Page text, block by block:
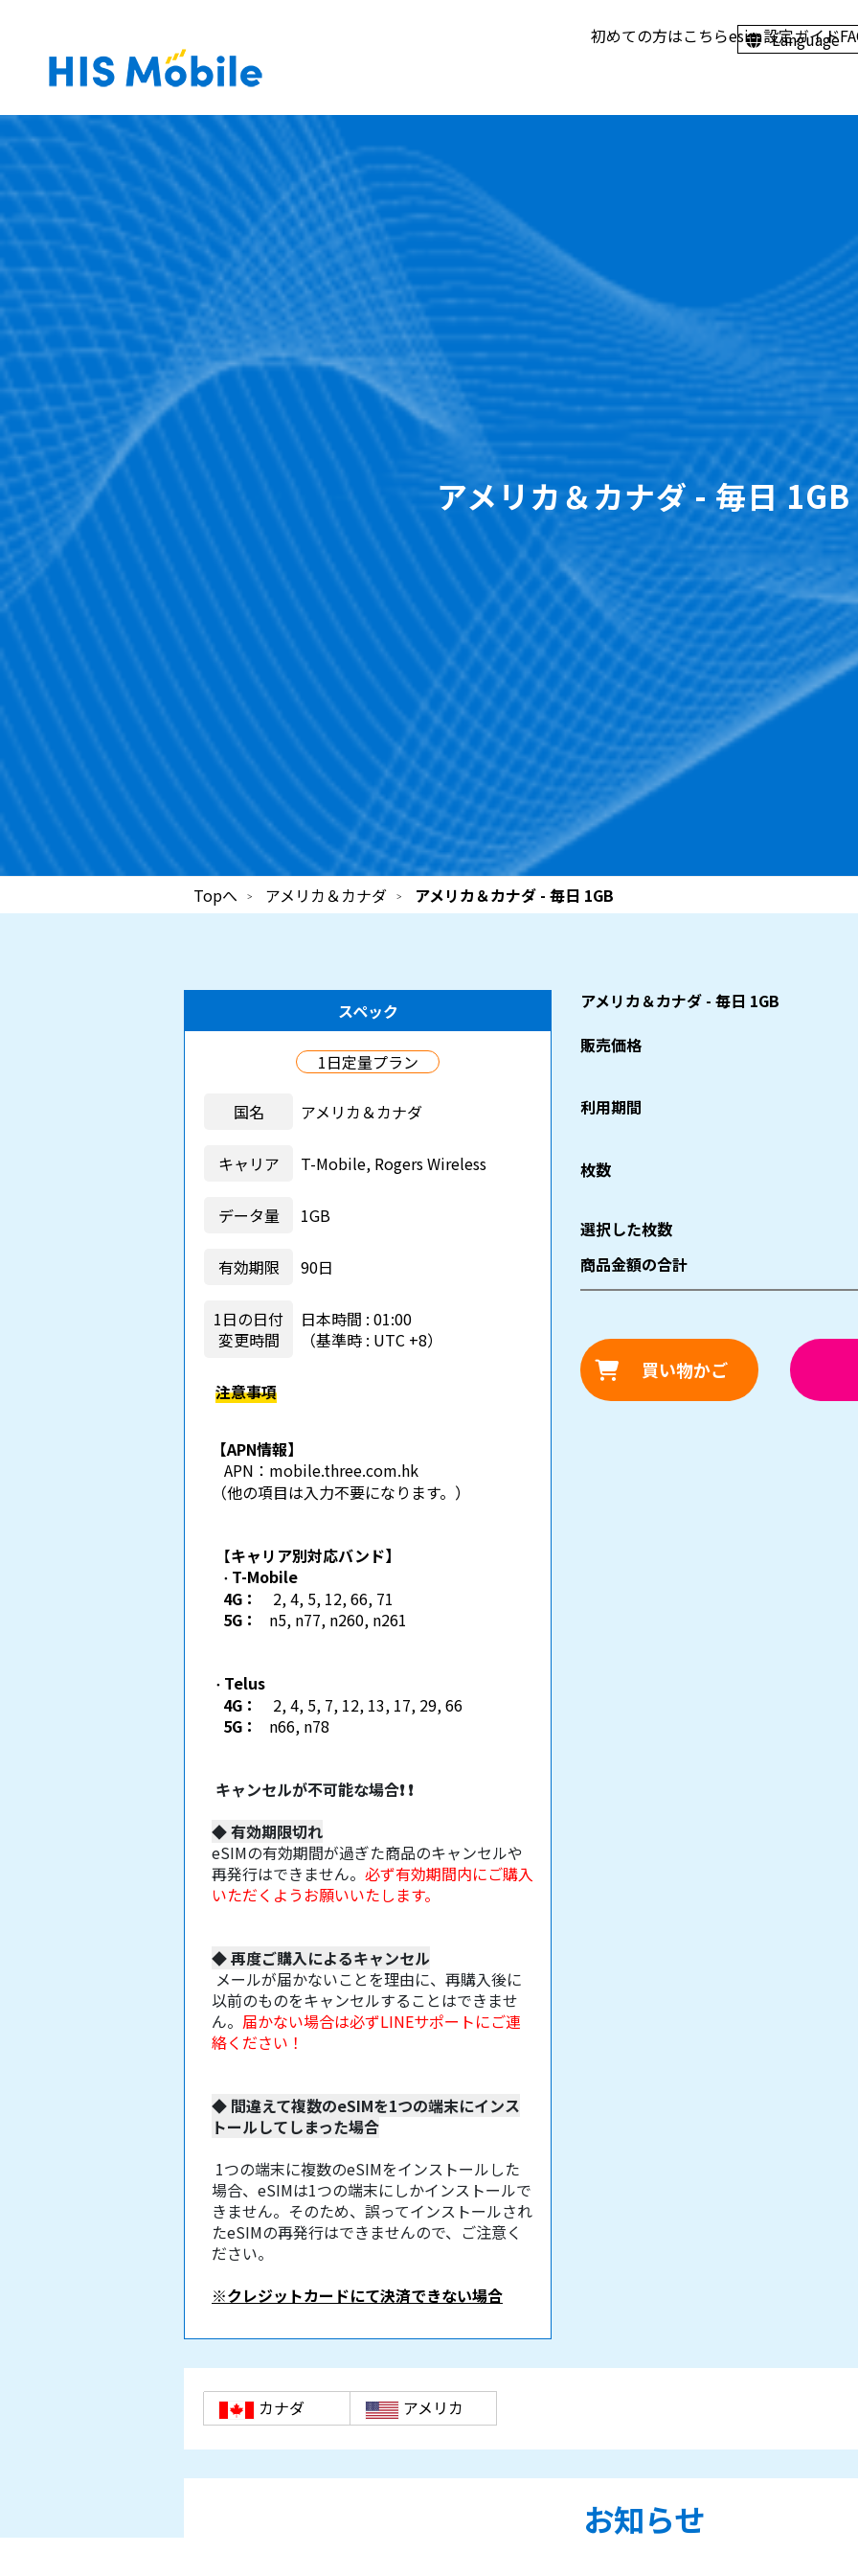
Language
初めての方はこちらesim設定ガイド
アメリカ＆カナダ - 毎日 1GB
Topへ アメリカ＆カナダ アメリカ＆カナダ - 毎日 1GB
スペック
1日定量プラン
国名 アメリカ＆カナダ
キャリア T-Mobile, Rogers Wireless
データ量 1GB
有効期限 90日
1日の日付
変更時間
日本時間 : 01:00
（基準時 : UTC +8）
注意事項
【APN情報】
APN： mobile.three.com.hk
（他の項目は入力不要になります。）
【キャリア別対応バンド】
・ T-Mobile
4G： 2, 4, 5, 12, 66, 71
5G：
n5, n77, n260, n261
・ Telus
4G： 2, 4, 5, 7, 12, 13, 17, 29, 66
5G：
n66, n78
キャンセルが不可能な場合❗❗
◆有効期限切れ
eSIMの有効期間が過ぎた商品のキャンセルや
再発行はできません。 必ず有効期間内にご購入
いただくようお願いいたします。
◆再度ご購入によるキャンセル
メールが届かないことを理由に、再購入後に
以前のものをキャンセルすることはできませ
ん。 届かない場合は必ずLINEサポートにご連
絡ください！
◆ 間違えて複数のeSIMを1つの端末にインス
トールしてしまった場合
1つの端末に複数のeSIMをインストールした
場合、eSIMは1つの端末にしかインストールで
きません。そのため、誤ってインストールされ
たeSIMの再発行はできませんので、ご注意く
ださい。
※クレジットカードにて決済できない場合
アメリカ＆カナダ - 毎日 1GB
販売価格
利用期間
枚数
選択した枚数
商品金額の合計
買い物かご
カナダ アメリカ
お知らせ